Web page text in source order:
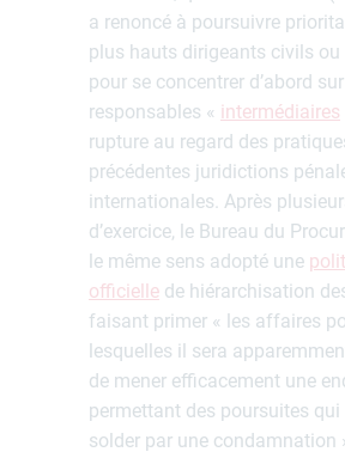
a renoncé à poursuivre
plus hauts dirigeants civils
pour se concentrer d’abord
responsables « intermédiaires
rupture au regard des
précédentes juridictions
internationales. Après
d’exercice, le Bureau du
le même sens adopté une
officielle de hiérarchisation
faisant primer « les affaires
lesquelles il sera
de mener efficacement une
permettant des poursuites qui
solder par une condamnation